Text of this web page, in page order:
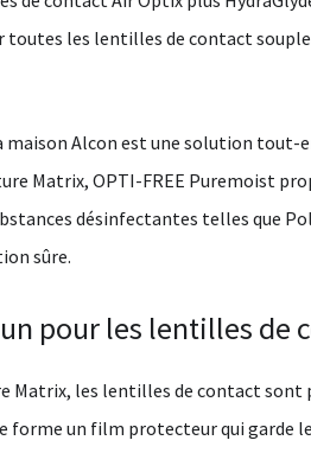
les lentilles de contact
maisonAlcon est une solution tout-
Matrix, OPTI-FREE Puremoist
désinfectantes telles que
sûre.
pour les lentilles de
Matrix, les lentilles de contact
forme un film protecteur qui garde